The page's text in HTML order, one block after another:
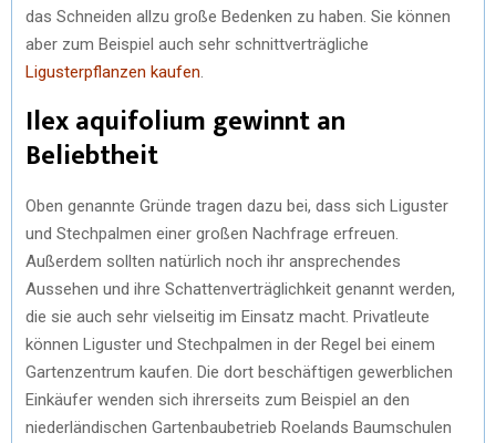
das Schneiden allzu große Bedenken zu haben. Sie können
aber zum Beispiel auch sehr schnittverträgliche
Ligusterpflanzen kaufen
Ilex aquifolium gewinnt an
Beliebtheit
Oben genannte Gründe tragen dazu bei, dass sich Liguster
und Stechpalmen einer großen Nachfrage erfreuen.
Außerdem sollten natürlich noch ihr ansprechendes
Aussehen und ihre Schattenverträglichkeit genannt werden,
die sie auch sehr vielseitig im Einsatz macht. Privatleute
können Liguster und Stechpalmen in der Regel bei einem
Gartenzentrum kaufen. Die dort beschäftigen gewerblichen
Einkäufer wenden sich ihrerseits zum Beispiel an den
niederländischen Gartenbaubetrieb Roelands Baumschulen